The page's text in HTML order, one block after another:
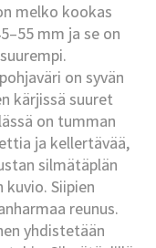
melko kookas
mm ja se on
on syvän
kärjissä suuret
on tumman
ja kellertävää,
silmätäplän
kuvio. Siipien
reunus.
yhdistetään